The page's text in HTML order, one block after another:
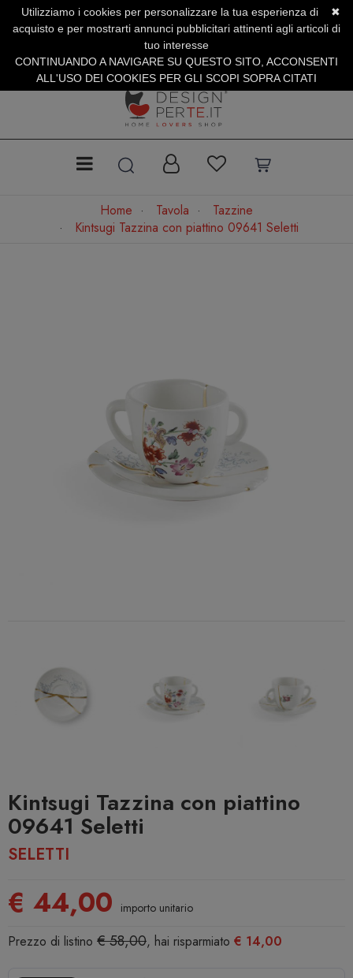
SERVIZIO CLIENTI +39.0773.470.562
SUMMER SALES | Fino al 40% di Sconto
Home Tavola
Tazzine
Kintsugi Tazzina con piattino 09641 Seletti
Kintsugi Tazzina con piattino
09641 Seletti
SELETTI
€ 44,00 importo unitario
Prezzo di listino € 58,00, hai risparmiato € 14,00
✖
Utilizziamo i cookies per personalizzare la tua esperienza di
acquisto e per mostrarti annunci pubblicitari attinenti agli articoli di
tuo interesse
CONTINUANDO A NAVIGARE SU QUESTO SITO, ACCONSENTI
ALL'USO DEI COOKIES PER GLI SCOPI SOPRA CITATI